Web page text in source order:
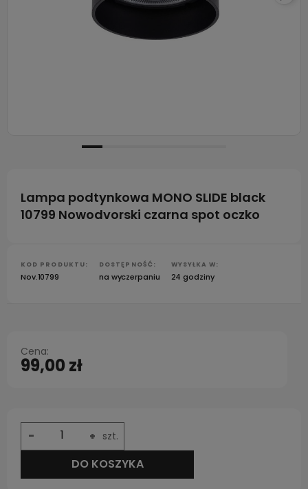
Lampa podtynkowa MONO SLIDE black
10799 Nowodvorski czarna spot oczko
KOD PRODUKTU:
Nov.10799
DOSTĘPNOŚĆ:
na wyczerpaniu
WYSYŁKA W:
24 godziny
Cena:
99,00 zł
+
- szt.
DO KOSZYKA